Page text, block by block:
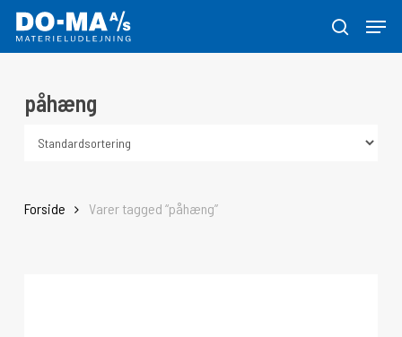
Skip
main
søg
Menu
påhæng
Forside Varer tagged “påhæng”
Close